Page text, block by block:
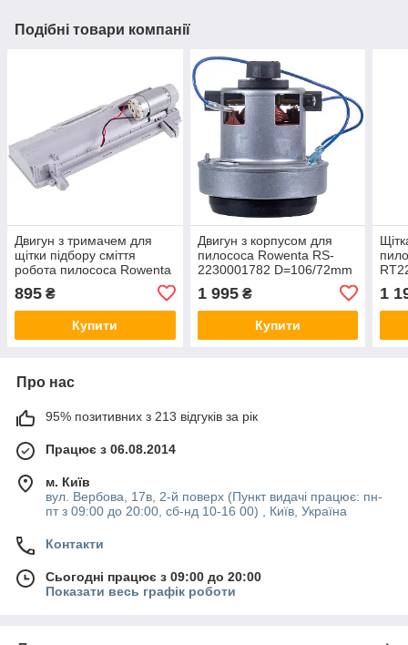
Подібні товари компанії
Двигун з тримачем для
щітки підбору сміття
робота пилососа Rowenta
895 ₴
Купити
Двигун з корпусом для
пилососа Rowenta RS-
2230001782 D=106/72mm
1 995₴
Купити
1
Про нас
95% позитивних з 213 відгуків за рік
Працює з 06.08.2014
м. Київ
вул. Вербова, 17в, 2-й поверх (Пункт видачі працює: пн-
пт з 09:00 до 20:00, сб-нд 10-16 00) , Київ, Україна
Контакти
Сьогодні працює з 09:00 до 20:00
Показати весь графік роботи